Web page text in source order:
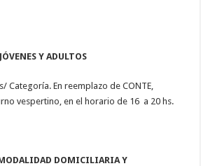
Y ADULTOS
Categoría. En reemplazo de CONTE,
vespertino, en el horario de 16 a 20 hs.
DOMICILIARIA Y